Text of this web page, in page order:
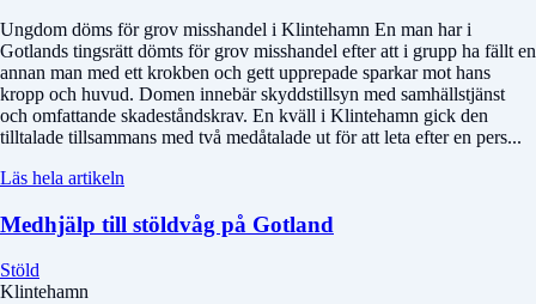
Ungdom döms för grov misshandel i Klintehamn En man har i
Gotlands tingsrätt dömts för grov misshandel efter att i grupp ha fällt en
annan man med ett krokben och gett upprepade sparkar mot hans
kropp och huvud. Domen innebär skyddstillsyn med samhällstjänst
och omfattande skadeståndskrav. En kväll i Klintehamn gick den
tilltalade tillsammans med två medåtalade ut för att leta efter en pers...
Läs hela artikeln
Medhjälp till stöldvåg på Gotland
Stöld
Klintehamn